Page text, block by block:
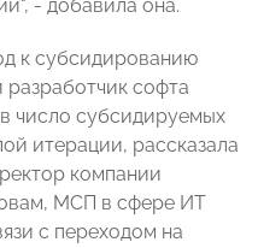
- добавила она.
к субсидированию
разработчик софта
число субсидируемых
итерации, рассказала
компании
МСП в сфере ИТ
с переходом на